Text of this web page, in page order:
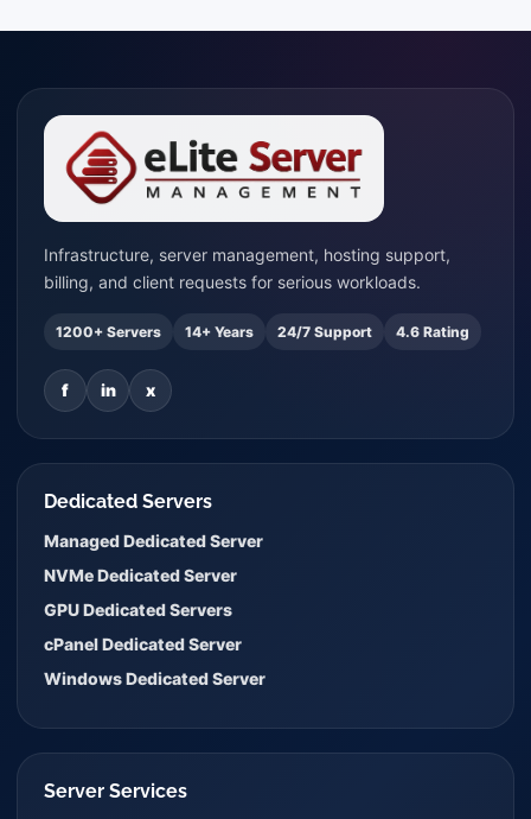
Infrastructure, server management, hosting support,
billing, and client requests for serious workloads.
1200+ Servers 14+ Years 24/7 Support 4.6 Rating
f in x
Dedicated Servers
Managed Dedicated Server
NVMe Dedicated Server
GPU Dedicated Servers
cPanel Dedicated Server
Windows Dedicated Server
Server Services